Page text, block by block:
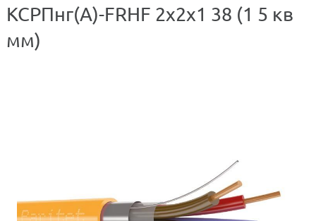
КСРПнг(А)-FRHF 2х2х1 38 (1 5 кв
мм)